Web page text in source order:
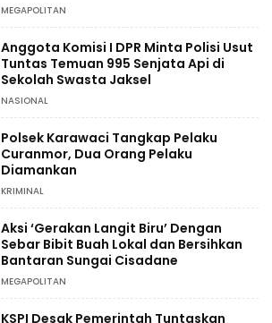
MEGAPOLITAN
Anggota Komisi I DPR Minta Polisi Usut
Tuntas Temuan 995 Senjata Api di
Sekolah Swasta Jaksel
NASIONAL
Polsek Karawaci Tangkap Pelaku
Curanmor, Dua Orang Pelaku
Diamankan
KRIMINAL
Aksi ‘Gerakan Langit Biru’ Dengan
Sebar Bibit Buah Lokal dan Bersihkan
Bantaran Sungai Cisadane
MEGAPOLITAN
KSPI Desak Pemerintah Tuntaskan